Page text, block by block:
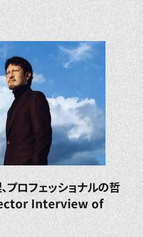
プロフェッショナルの哲
Interview of